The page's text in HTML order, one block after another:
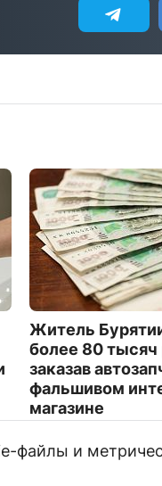
Житель
более 80 тысяч
заказав
фальшивом
магазине
файлы и